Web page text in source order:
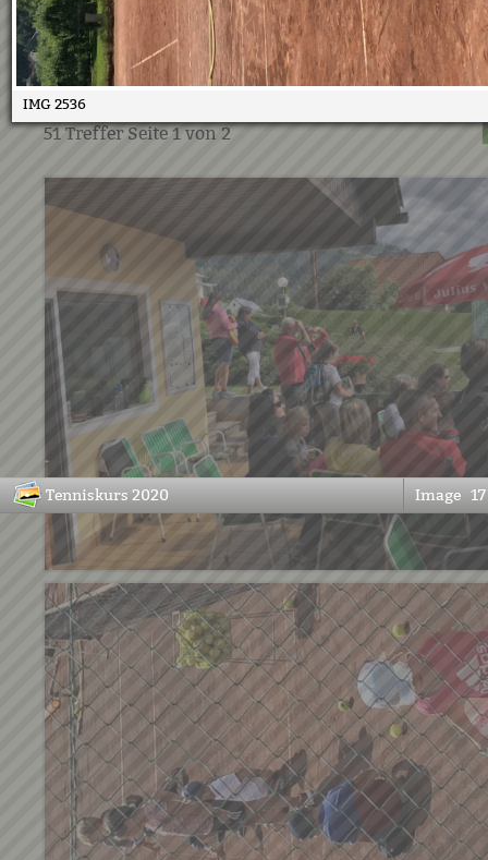
Tenniskurs 2020
21.07.2020
51Treffer Seite1von2
IMG 2536
Tenniskurs 2020 Image 17